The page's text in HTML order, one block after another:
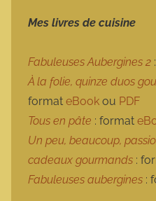
Mes livres de cuisine
Fabuleuses Aubergines 2
À la folie, quinze duos
format eBook ou PDF
Tous en pâte : format
Un peu, beaucoup,
cadeaux gourmands :
Fabuleuses aubergines :